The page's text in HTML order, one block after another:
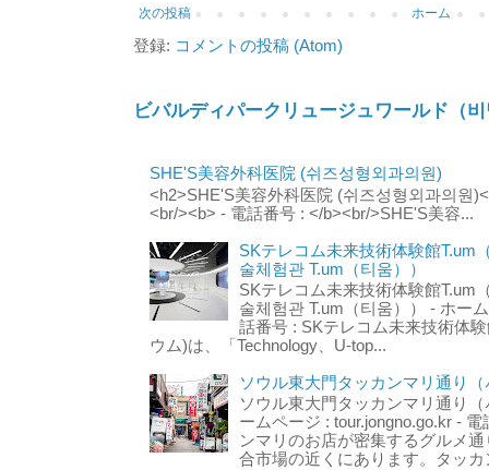
次の投稿 ホーム
登録: コメントの投稿 (Atom)
ビバルディパークリュージュワールド（
SHE'S美容外科医院 (쉬즈성형외과의원)
<h2>SHE'S美容外科医院 (쉬즈성형외과의원
<br/><b> - 電話番号 : </b><br/>SHE'S美容...
SKテレコム未来技術体験館T.um
술체험관 T.um（티움））
SKテレコム未来技術体験館T.um
술체험관 T.um（티움）） - ホー
話番号 : SKテレコム未来技術体
ウム)は、「Technology、U-top...
ソウル東大門タッカンマリ通り
ソウル東大門タッカンマリ通り
ームページ : tour.jongno.go.kr -
ンマリのお店が密集するグルメ
合市場の近くにあります。タッ